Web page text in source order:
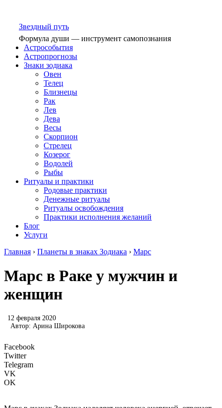
Звездный путь
Формула души — инструмент самопознания
Астрособытия
Астропрогнозы
Знаки зодиака
Овен
Телец
Близнецы
Рак
Лев
Дева
Весы
Скорпион
Стрелец
Козерог
Водолей
Рыбы
Ритуалы и практики
Родовые практики
Денежные ритуалы
Ритуалы освобождения
Практики исполнения желаний
Блог
Услуги
Главная › Планеты в знаках Зодиака › Марс
Марс в Раке у мужчин и
женщин
12 февраля 2020
Автор: Арина Широкова
Facebook
Twitter
Telegram
VK
OK